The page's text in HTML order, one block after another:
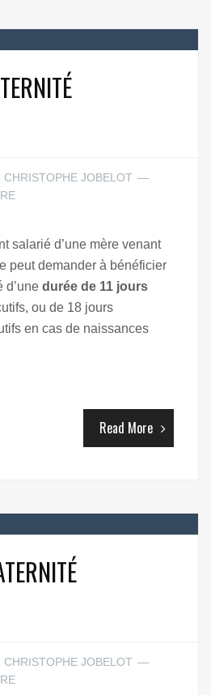
CHRISTOPHE JOBELOT
salarié d’une mère venant
peut demander à bénéficier
d’une durée de 11 jours
ou de 18 jours
en cas de naissances
Read More
CHRISTOPHE JOBELOT